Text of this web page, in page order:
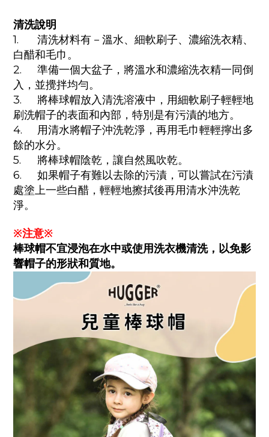
清洗說明
1.
清洗材料有－溫水、細軟刷子、濃縮洗衣精、
白醋和毛巾。
2.
準備一個大盆子，將溫水和濃縮洗衣精一同倒
入，並攪拌均勻。
3.
將棒球帽放入清洗溶液中，用細軟刷子輕輕地
刷洗帽子的表面和內部，特別是有污漬的地方。
4.
用清水將帽子沖洗乾淨，再用毛巾輕輕擰出多
餘的水分。
5.
將棒球帽陰乾，讓自然風吹乾。
6.
如果帽子有難以去除的污漬，可以嘗試在污漬
處塗上一些白醋，輕輕地擦拭後再用清水沖洗乾
淨。
※注意※
棒球帽不宜浸泡在水中或使用洗衣機清洗，以免影
響帽子的形狀和質地。